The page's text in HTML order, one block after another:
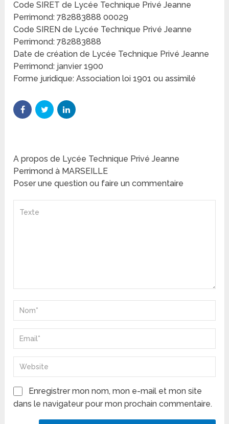
Code SIRET de Lycée Technique Privé Jeanne
Perrimond: 782883888 00029
Code SIREN de Lycée Technique Privé Jeanne
Perrimond: 782883888
Date de création de Lycée Technique Privé Jeanne
Perrimond: janvier 1900
Forme juridique: Association loi 1901 ou assimilé
A propos de Lycée Technique Privé Jeanne
Perrimond à MARSEILLE
Poser une question ou faire un commentaire
Enregistrer mon nom, mon e-mail et mon site
dans le navigateur pour mon prochain commentaire.